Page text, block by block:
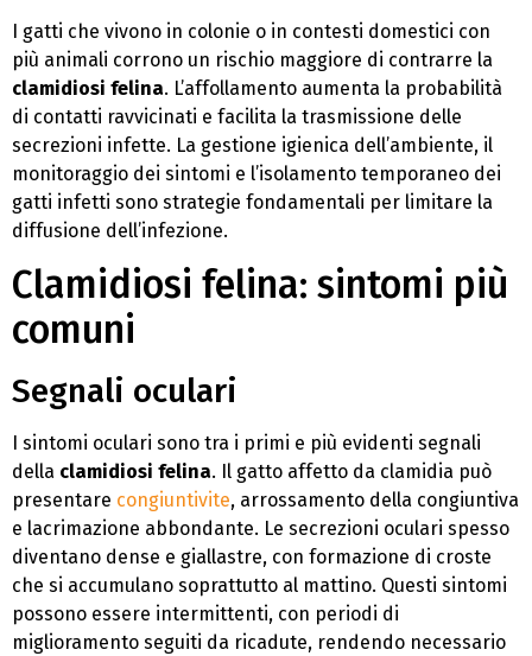
I gatti che vivono in colonie o in contesti domestici con
più animali corrono un rischio maggiore di contrarre la
clamidiosi felina. L’affollamento aumenta la probabilità
di contatti ravvicinati e facilita la trasmissione delle
secrezioni infette. La gestione igienica dell’ambiente, il
monitoraggio dei sintomi e l’isolamento temporaneo dei
gatti infetti sono strategie fondamentali per limitare la
diffusione dell’infezione.
Clamidiosi felina: sintomi più
comuni
Segnali oculari
I sintomi oculari sono tra i primi e più evidenti segnali
della clamidiosi felina. Il gatto affetto da clamidia può
presentare congiuntivite, arrossamento della congiuntiva
e lacrimazione abbondante. Le secrezioni oculari spesso
diventano dense e giallastre, con formazione di croste
che si accumulano soprattutto al mattino. Questi sintomi
possono essere intermittenti, con periodi di
miglioramento seguiti da ricadute, rendendo necessario